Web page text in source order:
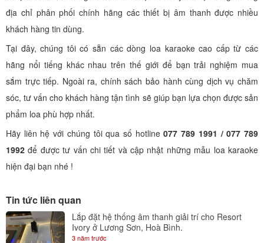
địa chỉ phân phối chính hãng các thiết bị âm thanh được nhiều
khách hàng tin dùng.
Tại đây, chúng tôi có sẵn các dòng loa karaoke cao cấp từ các
hãng nổi tiếng khác nhau trên thế giới để bạn trải nghiệm mua
sắm trực tiếp. Ngoài ra, chính sách bảo hành cùng dịch vụ chăm
sóc, tư vấn cho khách hàng tận tình sẽ giúp bạn lựa chọn được sản
phẩm loa phù hợp nhất.
Hãy liên hệ với chúng tôi qua số hotline077 789 1991 / 077 789
1992 để được tư vấn chi tiết và cập nhật những mẫu loa karaoke
hiện đại bạn nhé !
Tin tức liên quan
Lắp đặt hệ thống âm thanh giải trí cho Resort
Ivory ở Lương Sơn, Hoà Bình.
3 năm trước